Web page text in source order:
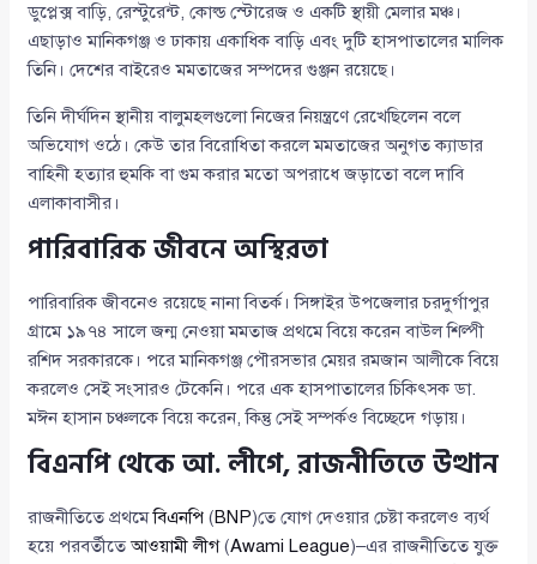
ডুপ্লেক্স বাড়ি, রেস্টুরেন্ট, কোল্ড স্টোরেজ ও একটি স্থায়ী মেলার মঞ্চ।
এছাড়াও মানিকগঞ্জ ও ঢাকায় একাধিক বাড়ি এবং দুটি হাসপাতালের মালিক
তিনি। দেশের বাইরেও মমতাজের সম্পদের গুঞ্জন রয়েছে।
তিনি দীর্ঘদিন স্থানীয় বালুমহলগুলো নিজের নিয়ন্ত্রণে রেখেছিলেন বলে
অভিযোগ ওঠে। কেউ তার বিরোধিতা করলে মমতাজের অনুগত ক্যাডার
বাহিনী হত্যার হুমকি বা গুম করার মতো অপরাধে জড়াতো বলে দাবি
এলাকাবাসীর।
পারিবারিক জীবনে অস্থিরতা
পারিবারিক জীবনেও রয়েছে নানা বিতর্ক। সিঙ্গাইর উপজেলার চরদুর্গাপুর
গ্রামে ১৯৭৪ সালে জন্ম নেওয়া মমতাজ প্রথমে বিয়ে করেন বাউল শিল্পী
রশিদ সরকারকে। পরে মানিকগঞ্জ পৌরসভার মেয়র রমজান আলীকে বিয়ে
করলেও সেই সংসারও টেকেনি। পরে এক হাসপাতালের চিকিৎসক ডা.
মঈন হাসান চঞ্চলকে বিয়ে করেন, কিন্তু সেই সম্পর্কও বিচ্ছেদে গড়ায়।
বিএনপি থেকে আ. লীগে, রাজনীতিতে উত্থান
রাজনীতিতে প্রথমেবিএনপি (BNP)তে যোগ দেওয়ার চেষ্টা করলেও ব্যর্থ
হয়ে পরবর্তীতেআওয়ামী লীগ(Awami League)–এর রাজনীতিতে যুক্ত